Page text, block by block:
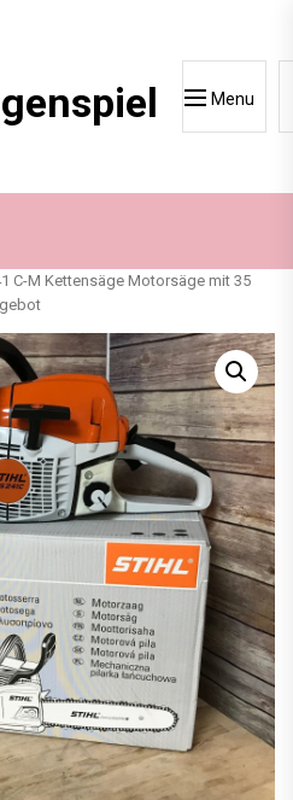
Menu
C-M Kettensäge Motorsäge mit 35